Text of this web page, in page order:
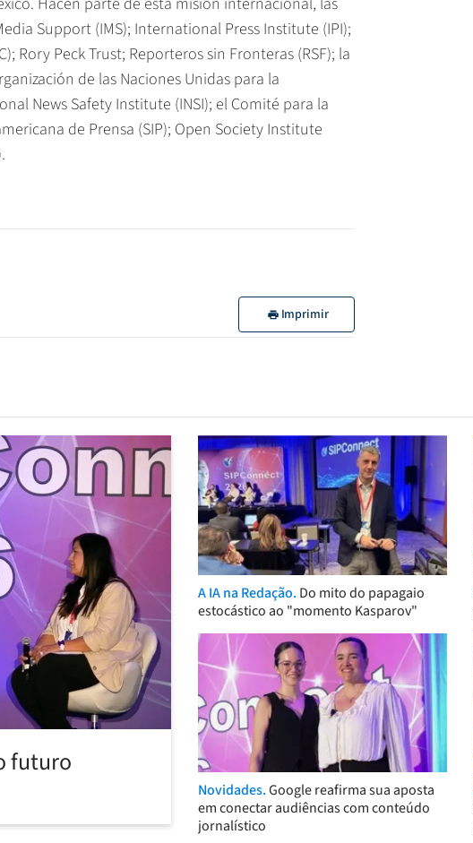
Support (IMS); International Press Institute (IPI);
Rory Peck Trust; Reporteros sin Fronteras (RSF); la
de las Naciones Unidas para la
News Safety Institute (INSI); el Comité para la
de Prensa (SIP); Open Society Institute
Imprimir
futuro
A IA na Redação. Do mito do papagaio
estocástico ao "momento Kasparov"
Novidades.Google reafirma sua aposta
em conectar audiências com conteúdo
jornalístico